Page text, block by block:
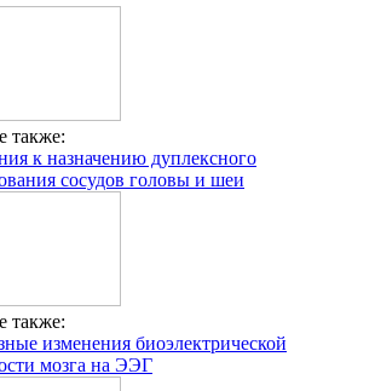
также:
к назначению дуплексного
сосудов головы и шеи
также:
изменения биоэлектрической
мозга на ЭЭГ